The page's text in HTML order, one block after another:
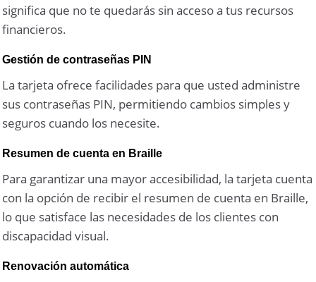
significa que no te quedarás sin acceso a tus recursos
financieros.
Gestión de contraseñas PIN
La tarjeta ofrece facilidades para que usted administre
sus contraseñas PIN, permitiendo cambios simples y
seguros cuando los necesite.
Resumen de cuenta en Braille
Para garantizar una mayor accesibilidad, la tarjeta cuenta
con la opción de recibir el resumen de cuenta en Braille,
lo que satisface las necesidades de los clientes con
discapacidad visual.
Renovación automática